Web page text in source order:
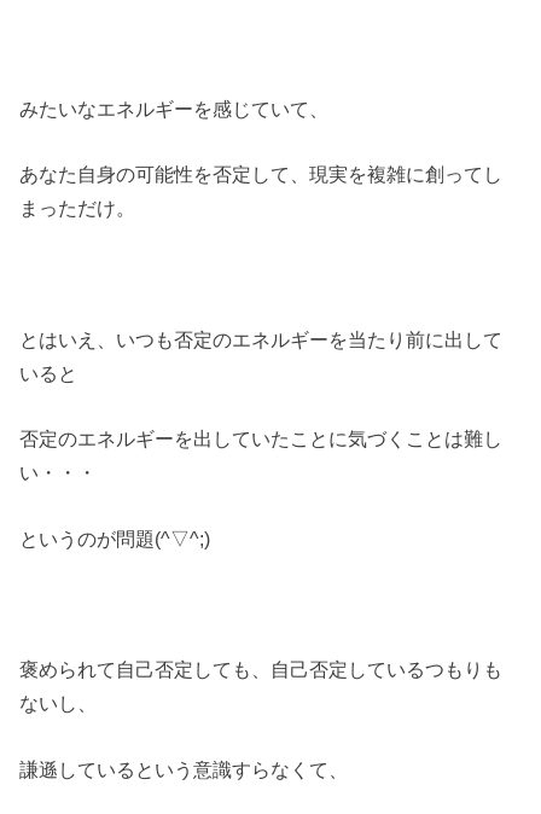
みたいなエネルギーを感じていて、
あなた自身の可能性を否定して、現実を複雑に創ってし
まっただけ。
とはいえ、いつも否定のエネルギーを当たり前に出して
いると
否定のエネルギーを出していたことに気づくことは難し
い・・・
というのが問題(^▽^;)
褒められて自己否定しても、自己否定しているつもりも
ないし、
謙遜しているという意識すらなくて、